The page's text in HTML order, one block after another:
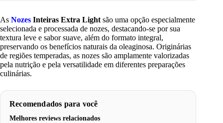
As Nozes Inteiras Extra Light são uma opção especialmente
selecionada e processada de nozes, destacando-se por sua
textura leve e sabor suave, além do formato integral,
preservando os benefícios naturais da oleaginosa. Originárias
de regiões temperadas, as nozes são amplamente valorizadas
pela nutrição e pela versatilidade em diferentes preparações
culinárias.
Recomendados para você
Melhores reviews relacionados